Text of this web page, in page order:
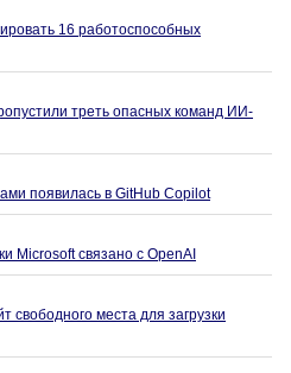
16 работоспособных
треть опасных команд ИИ-
появилась в GitHub Copilot
Microsoft связано с OpenAI
свободного места для загрузки